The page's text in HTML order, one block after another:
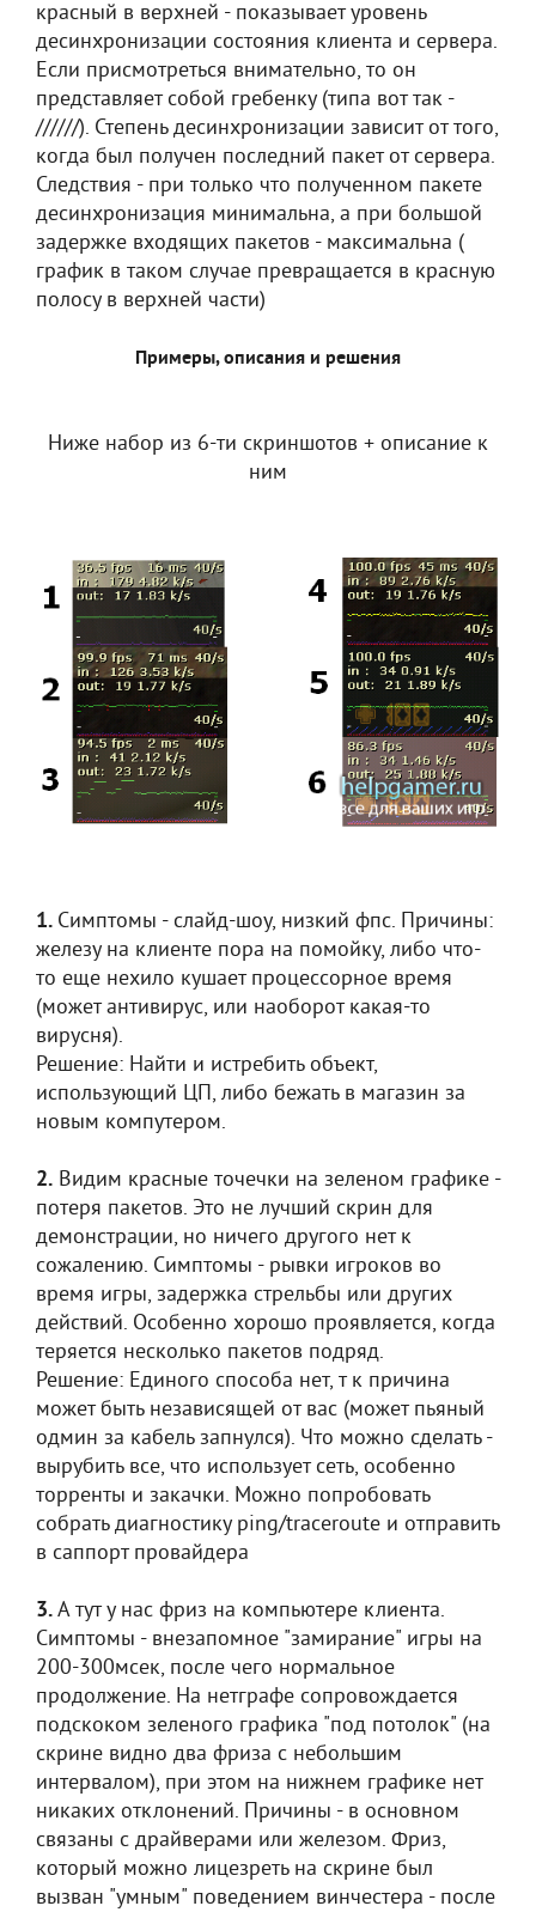
красный в верхней - показывает уровень
десинхронизации состояния клиента и сервера.
Если присмотреться внимательно, то он
представляет собой гребенку (типа вот так -
//////). Степень десинхронизации зависит от того,
когда был получен последний пакет от сервера.
Следствия - при только что полученном пакете
десинхронизация минимальна, а при большой
задержке входящих пакетов - максимальна (
график в таком случае превращается в красную
полосу в верхней части)
Примеры, описания и решения
Ниже набор из 6-ти скриншотов + описание к
ним
1. Симптомы - слайд-шоу, низкий фпс. Причины:
железу на клиенте пора на помойку, либо что-
то еще нехило кушает процессорное время
(может антивирус, или наоборот какая-то
вирусня).
Решение: Найти и истребить объект,
использующий ЦП, либо бежать в магазин за
новым компутером.
2. Видим красные точечки на зеленом графике -
потеря пакетов. Это не лучший скрин для
демонстрации, но ничего другого нет к
сожалению. Симптомы - рывки игроков во
время игры, задержка стрельбы или других
действий. Особенно хорошо проявляется, когда
теряется несколько пакетов подряд.
Решение: Единого способа нет, т к причина
может быть независящей от вас (может пьяный
одмин за кабель запнулся). Что можно сделать -
вырубить все, что использует сеть, особенно
торренты и закачки. Можно попробовать
собрать диагностику ping/traceroute и отправить
в саппорт провайдера
3.А тут у нас фриз на компьютере клиента.
Симптомы - внезапомное "замирание" игры на
200-300мсек, после чего нормальное
продолжение. На нетграфе сопровождается
подскоком зеленого графика "под потолок" (на
скрине видно два фриза с небольшим
интервалом), при этом на нижнем графике нет
никаких отклонений. Причины - в основном
связаны с драйверами или железом. Фриз,
который можно лицезреть на скрине был
вызван "умным" поведением винчестера - после